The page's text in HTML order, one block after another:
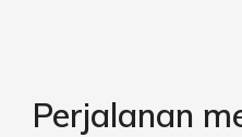
Perjalanan